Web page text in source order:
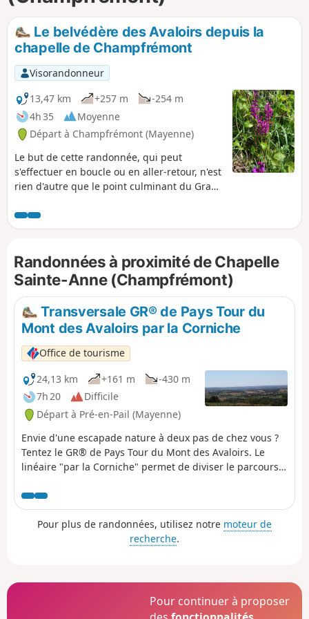
Le belvédère des Avaloirs depuis la
chapelle de Champfrémont
Visorandonneur
13,47 km
+257 m
-254 m
4h 35
Moyenne
Départ à Champfrémont (Mayenne)
Le but de cette randonnée, qui peut
s'effectuer en boucle ou en aller-retour, n'est
rien d'autre que le point culminant du Grand
d'altitude. Depuis le belvédère qui y a été
érigé, on bénéficie d'un panorama à 360° et,
silhouette du Mont Saint-Michel, à une
centaine de kilomètres de là.
Randonnées à proximité de Chapelle
Sainte-Anne (Champfrémont)
Transversale GR® de Pays Tour du
Mont des Avaloirs par la Corniche
Office de tourisme
24,13 km
+161 m
-430 m
7h 20
Difficile
Départ à Pré-en-Pail (Mayenne)
Envie d'une escapade nature à deux pas de chez vous ?
Tentez le GR® de Pays Tour du Mont des Avaloirs. Le
linéaire "par la Corniche" permet de diviser le parcours.
Avaloirs, deux boucles s'offrent au choix : après 24 km et
l'arrivée au Ton d'Orthe, prenez la direction de Villaines-
la-Juhel pour une boucle de 80 km au total (76% de terre)
ou bien cap à l'Est, vers St-Léonard-des-Bois pour une
Pour plus de randonnées, utilisez notre moteur de
recherche.
Pour continuer à proposer